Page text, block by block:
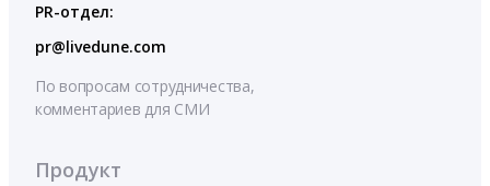
PR-отдел:
pr@livedune.com
По вопросам сотрудничества,
комментариев для СМИ
Продукт